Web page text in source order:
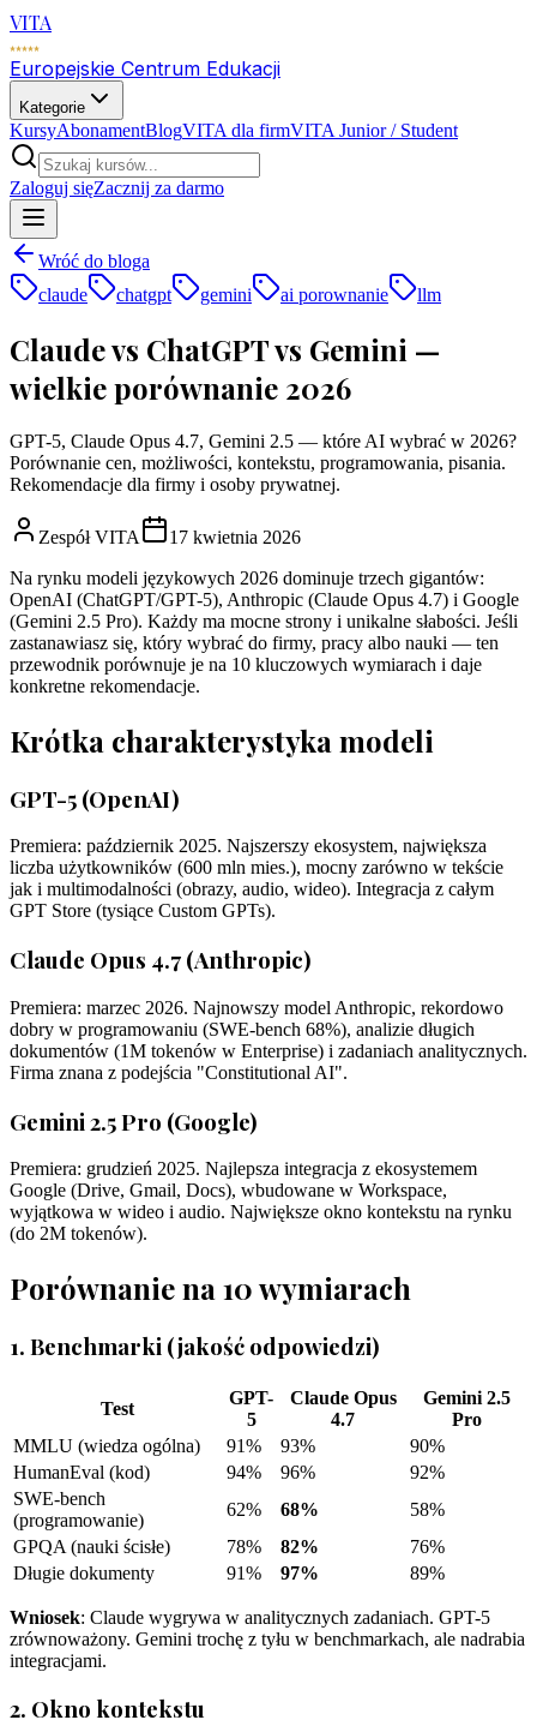
VITA
Europejskie Centrum Edukacji
Kategorie
KursyAbonamentBlogVITA dla firmVITA Junior / Student
Zaloguj sięZacznij za darmo
Wróć do bloga
claude
chatgpt gemini ai porownanie llm
Claude vs ChatGPT vs Gemini —
wielkie porównanie 2026
GPT-5, Claude Opus 4.7, Gemini 2.5 — które AI wybrać w 2026?
Porównanie cen, możliwości, kontekstu, programowania, pisania.
Rekomendacje dla firmy i osoby prywatnej.
Zespół VITA
17 kwietnia 2026
Na rynku modeli językowych 2026 dominuje trzech gigantów:
OpenAI (ChatGPT/GPT-5), Anthropic (Claude Opus 4.7) i Google
(Gemini 2.5 Pro). Każdy ma mocne strony i unikalne słabości. Jeśli
zastanawiasz się, który wybrać do firmy, pracy albo nauki — ten
przewodnik porównuje je na 10 kluczowych wymiarach i daje
konkretne rekomendacje.
Krótka charakterystyka modeli
GPT-5 (OpenAI)
Premiera: październik 2025. Najszerszy ekosystem, największa
liczba użytkowników (600 mln mies.), mocny zarówno w tekście
jak i multimodalności (obrazy, audio, wideo). Integracja z całym
GPT Store (tysiące Custom GPTs).
Claude Opus 4.7 (Anthropic)
Premiera: marzec 2026. Najnowszy model Anthropic, rekordowo
dobry w programowaniu (SWE-bench 68%), analizie długich
dokumentów (1M tokenów w Enterprise) i zadaniach analitycznych.
Firma znana z podejścia "Constitutional AI".
Gemini 2.5 Pro (Google)
Premiera: grudzień 2025. Najlepsza integracja z ekosystemem
Google (Drive, Gmail, Docs), wbudowane w Workspace,
wyjątkowa w wideo i audio. Największe okno kontekstu na rynku
(do 2M tokenów).
Porównanie na 10 wymiarach
1. Benchmarki (jakość odpowiedzi)
Test
GPT-
5
Claude Opus
4.7
Gemini 2.5
Pro
MMLU (wiedza ogólna)
91% 93%
90%
HumanEval (kod)
94% 96%
92%
SWE-bench
(programowanie)
62% 68%
58%
GPQA (nauki ścisłe)
78% 82%
76%
Długie dokumenty
91% 97% 89%
Wniosek: Claude wygrywa w analitycznych zadaniach. GPT-5
zrównoważony. Gemini trochę z tyłu w benchmarkach, ale nadrabia
integracjami.
2. Okno kontekstu